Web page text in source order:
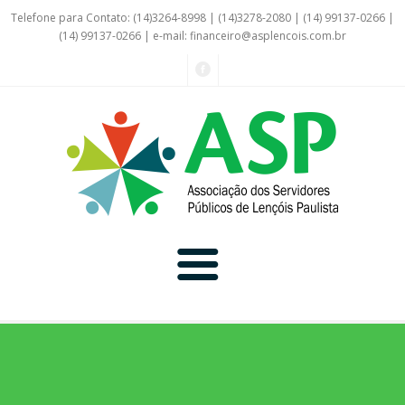
Telefone para Contato: (14)3264-8998 | (14)3278-2080 | (14) 99137-0266 |
(14) 99137-0266 | e-mail: financeiro@asplencois.com.br
Convênio Online